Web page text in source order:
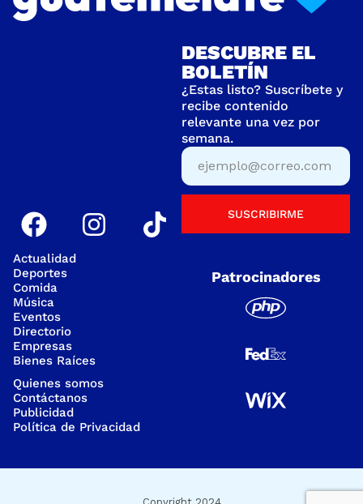
Actualidad
Deportes
Comida
Música
Eventos
Directorio
Empresas
Bienes Raíces
Quienes somos
Contáctanos
Publicidad
Política de Privacidad
DESCUBRE EL
BOLETÍN
¿Estas listo? Suscríbete y
recibe contenido
relevante una vez por
semana.
SUSCRIBIRME
Patrocinadores